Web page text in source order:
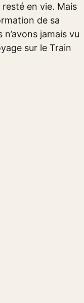
en vie. Mais
de sa
jamais vu
sur le Train